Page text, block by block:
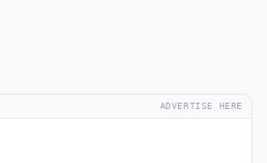
ADVERTISE HERE